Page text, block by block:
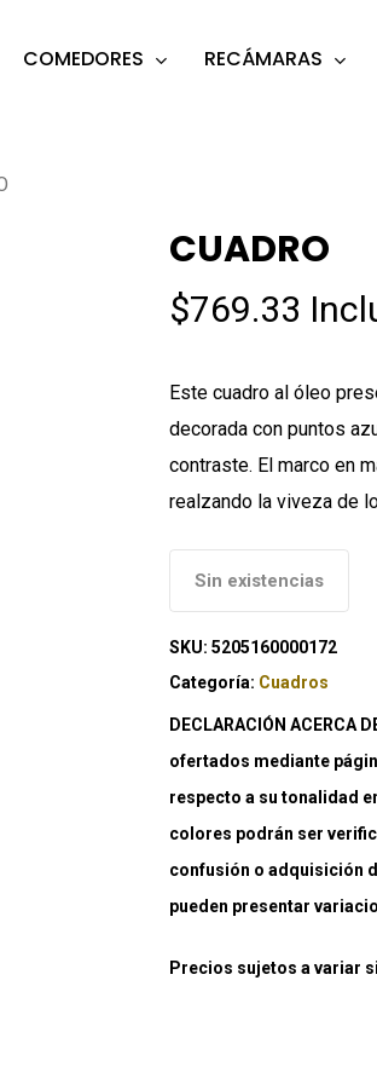
COMEDORES RECÁMARAS
CUADRO
$769.33
Este cuadro al óleo
decorada con puntos
contraste. El marco en
realzando la viveza de
Sin existencias
SKU:5205160000172
Categoría: Cuadros
DECLARACIÓN
ofertados mediante
respecto a su tonalidad
colores podrán ser
confusión o adquisición
pueden presentar
Precios sujetos a variar